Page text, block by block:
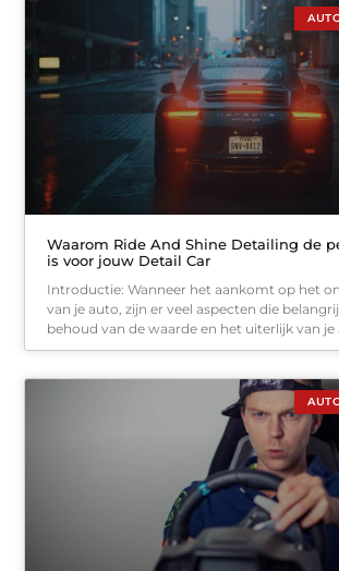
Waarom Ride And Shine Detailing de
is voor jouw Detail Car
Introductie: Wanneer het aankomt op het
van je auto, zijn er veel aspecten die
behoud van de waarde en het uiterlijk van je